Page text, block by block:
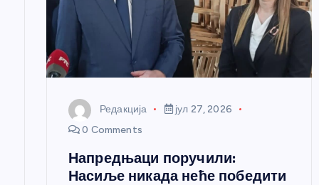
Редакција
јул 27, 2026
0 Comments
Напредњаци поручили:
Насиље никада неће победити